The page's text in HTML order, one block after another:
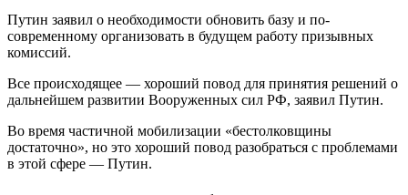
в регионе.
Забайкальский край. Заместитель губернатора
Забайкальского края Александр Костенко заявил, что в
мобилизованных в военных частях.
Ивановская область. Первый этап частичной
мобилизации в Ивановской области завершен. План
выполнен на 100 процентов, сообщил врио военного
комиссара региона Николай Русаков.
Иркутская область. Более 5 тысяч жителей Иркутской